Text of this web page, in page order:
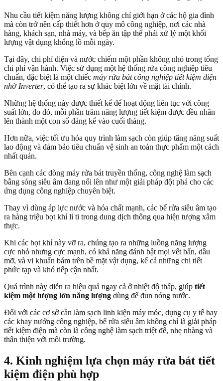
Nhu cầu tiết kiệm năng lượng không chỉ giới hạn ở các hộ gia đình
mà còn trở nên cấp thiết hơn ở quy mô công nghiệp, nơi các nhà
hàng, khách sạn, nhà máy, và bếp ăn tập thể phải xử lý một khối
lượng vật dụng khổng lồ mỗi ngày.
Tại đây, chi phí điện và nước chiếm một phần không nhỏ trong tổng
chi phí vận hành. Việc sử dụng một hệ thống rửa công nghiệp tiêu
chuẩn, đặc biệt là một chiếc máy rửa bát công nghiệp tiết kiệm điện
nhờ Inverter, có thể tạo ra sự khác biệt lớn về mặt tài chính.
Những hệ thống này được thiết kế để hoạt động liên tục với công
suất lớn, do đó, mỗi phần trăm năng lượng tiết kiệm được đều nhân
lên thành một con số đáng kể vào cuối tháng.
Hơn nữa, việc tối ưu hóa quy trình làm sạch còn giúp tăng năng suất
lao động và đảm bảo tiêu chuẩn vệ sinh an toàn thực phẩm một cách
nhất quán.
Bên cạnh các dòng máy rửa bát truyền thống, công nghệ làm sạch
bằng sóng siêu âm đang nổi lên như một giải pháp đột phá cho các
ứng dụng công nghiệp chuyên biệt.
Thay vì dùng áp lực nước và hóa chất mạnh, các bể rửa siêu âm tạo
ra hàng triệu bọt khí li ti trong dung dịch thông qua hiện tượng xâm
thực.
Khi các bọt khí này vỡ ra, chúng tạo ra những luồng năng lượng
cực nhỏ nhưng cực mạnh, có khả năng đánh bật mọi vết bẩn, dầu
mỡ, và vi khuẩn bám trên bề mặt vật dụng, kể cả những chi tiết
phức tạp và khó tiếp cận nhất.
Quá trình này diễn ra hiệu quả ngay cả ở nhiệt độ thấp, giúp tiết
kiệm một lượng lớn năng lượng dùng để đun nóng nước.
Đối với các cơ sở cần làm sạch linh kiện máy móc, dụng cụ y tế hay
các khay nướng công nghiệp, bể rửa siêu âm không chỉ là giải pháp
tiết kiệm điện mà còn là công nghệ làm sạch triệt để, nhẹ nhàng và
thân thiện với môi trường.
4. Kinh nghiệm lựa chọn máy rửa bát tiết
kiệm điện phù hợp